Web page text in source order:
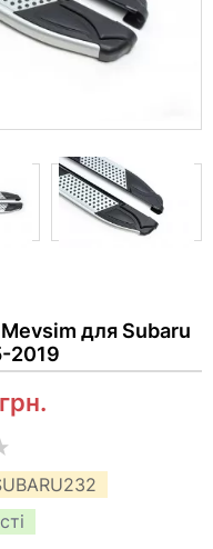
Mevsim для Subaru
2019
грн.